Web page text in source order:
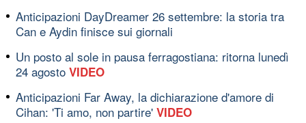
Anticipazioni DayDreamer 26 settembre: la storia tra
Can e Aydin finisce sui giornali
Un posto al sole in pausa ferragostiana: ritorna lunedì
24 agosto VIDEO
Anticipazioni Far Away, la dichiarazione d'amore di
Cihan: 'Ti amo, non partire' VIDEO